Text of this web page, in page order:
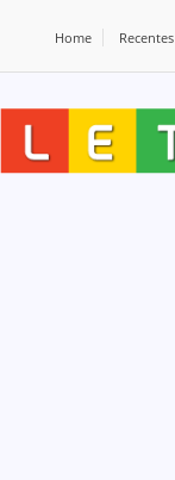
Home Recentes